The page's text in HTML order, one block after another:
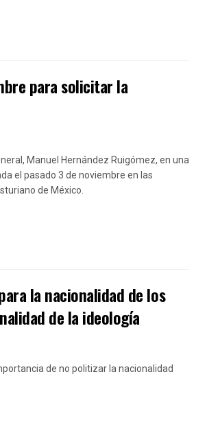
para solicitar la
Manuel Hernández Ruigómez, en una
el pasado 3 de noviembre en las
de México.
la nacionalidad de los
de la ideología
de no politizar la nacionalidad